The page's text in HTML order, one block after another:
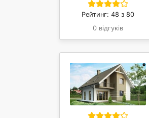
Рейтинг: 48 з 80
0 відгуків